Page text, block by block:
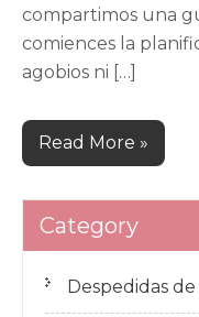
compartimos una
comiences la
agobios ni […]
Read More »
Category
Despedidas